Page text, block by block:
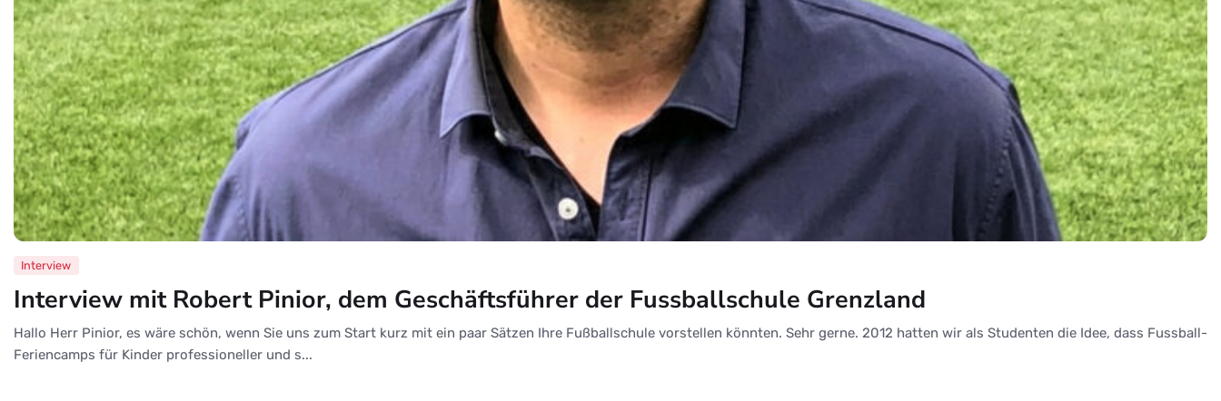
Interview mit Robert Pinior, dem Geschäftsführer der Fussballschule Grenzland
Hallo Herr Pinior, es wäre schön, wenn Sie uns zum Start kurz mit ein paar Sätzen Ihre Fußballschule vorstellen könnten. Sehr gerne. 2012 hatten wir als Studenten die Idee, dass Fussball-
Feriencamps für Kinder professioneller und s...
Interview